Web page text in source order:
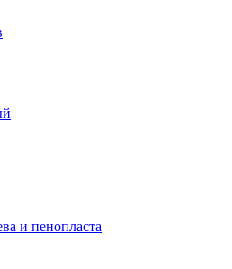
и пенопласта